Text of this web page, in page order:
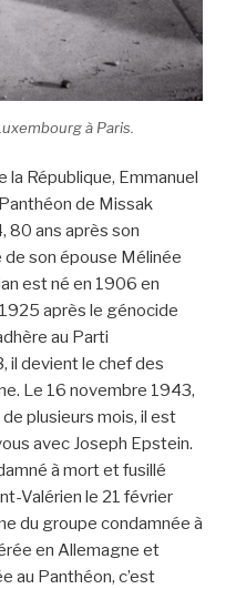
à Paris.
la République, Emmanuel
de Missak
80 ans après son
son épouse Mélinée
est né en 1906 en
après le génocide
au Parti
il devient le chef des
Le 16 novembre 1943,
de plusieurs mois, il est
avec Joseph Epstein.
à mort et fusillé
Valérien le 21 février
du groupe condamnée à
en Allemagne et
au Panthéon, c’est